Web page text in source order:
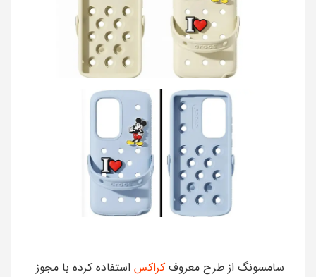
سامسونگ از طرح معروف کراکس استفاده کرده با مجوز